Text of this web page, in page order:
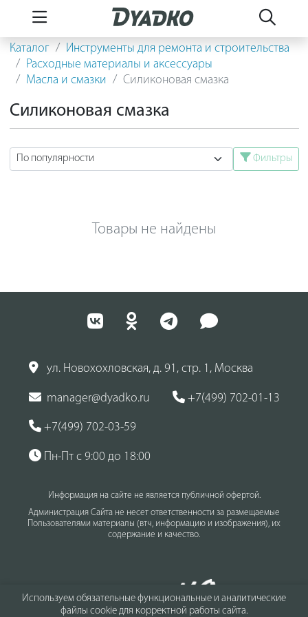
Каталог
Инструменты для ремонта и строительства
Расходные материалы и аксессуары
Масла и смазки
Силиконовая смазка
Силиконовая смазка
Фильтры
Товары не найдены
Используем обязательные функциональные и аналитические
файлы cookie для корректной работы сайта.
ул. Новохохловская, д. 91, стр. 1, Москва
manager@dyadko.ru +7(499) 702-01-13
+7(499) 702-03-59
Пн-Пт с 9:00 до 18:00
Информация на сайте не является публичной офертой.
Администрация Сайта не несет ответственности за размещаемые
Пользователями материалы (втч, информацию и изображения), их
содержание и качество.